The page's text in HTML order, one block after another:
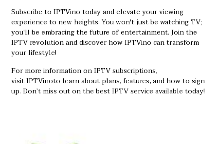
Subscribe to IPTVino today and elevate your viewing
experience to new heights. You won't just be watching TV;
you'll be embracing the future of entertainment. Join the
IPTV revolution and discover how IPTVino can transform
your lifestyle!
For more information on IPTV subscriptions,
visitIPTVinoto learn about plans, features, and how to sign
up. Don’t miss out on the best IPTV service available today!